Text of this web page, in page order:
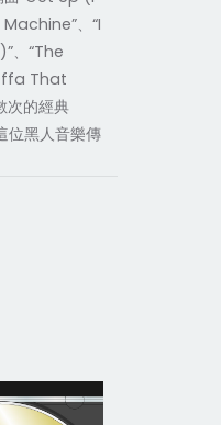
、“I
、“The
That
次的經典
位黑人音樂傳